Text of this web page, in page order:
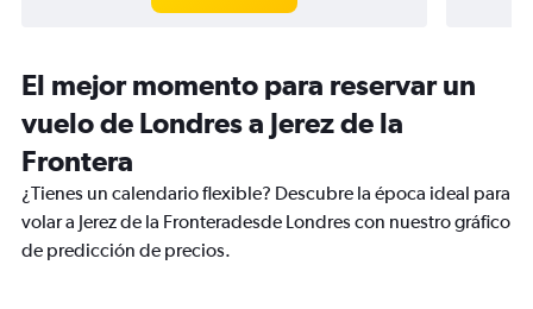
El mejor momento para reservar un
vuelo de Londres a Jerez de la
Frontera
¿Tienes un calendario flexible? Descubre la época ideal para
volar a Jerez de la Fronteradesde Londres con nuestro gráfico
de predicción de precios.